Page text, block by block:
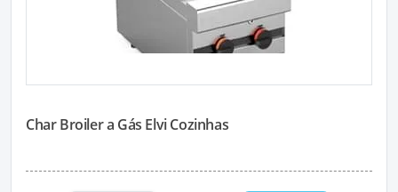
Char Broiler a Gás Elvi Cozinhas